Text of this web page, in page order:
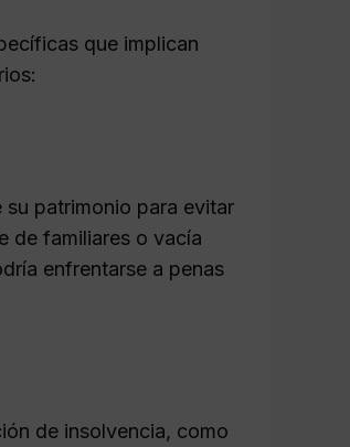
que implican
patrimonio para evitar
de familiares o vacía
enfrentarse a penas
de insolvencia, como